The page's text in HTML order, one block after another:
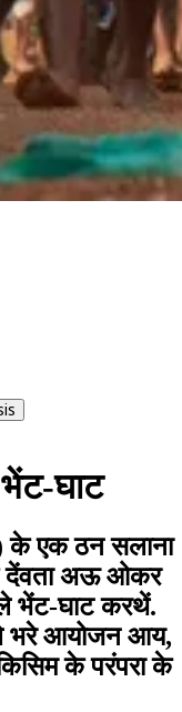
घाट
के एक ठन सलाना
देंवता अऊ ओकर
भेंट-घाट करथें.
भरे आयोजन आय,
के परंपरा के